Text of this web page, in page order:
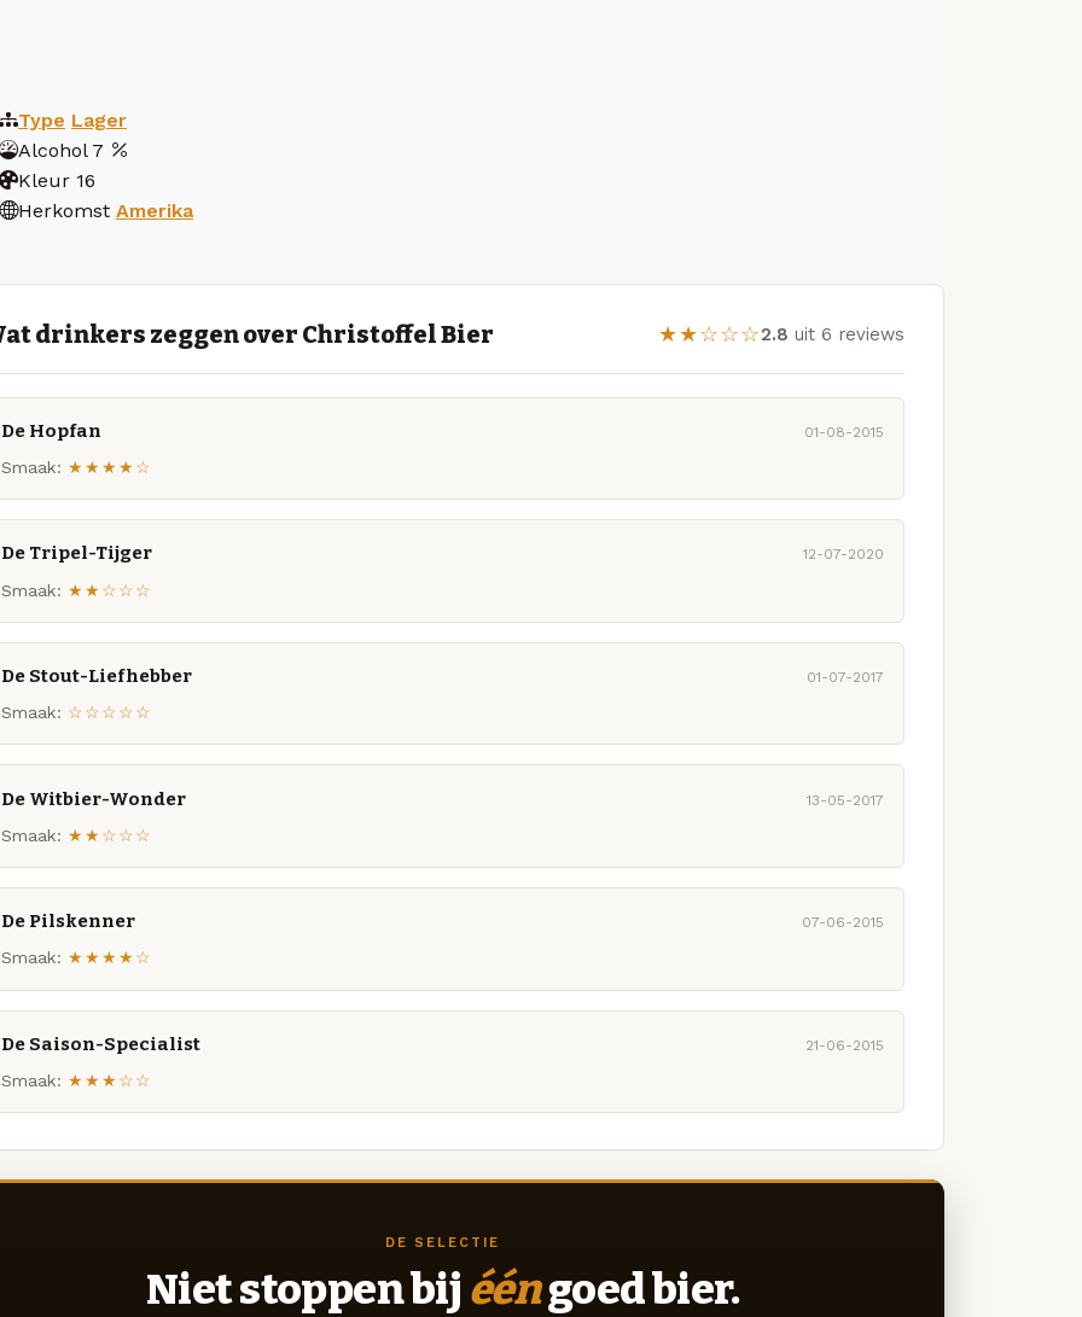
Type Lager
Alcohol 7
Kleur 16
Herkomst Amerika
drinkers zeggen over Christoffel Bier ★★☆☆☆2.8 uit 6 reviews
De Hopfan 01-08-2015
Smaak: ★★★★☆
De Tripel-Tijger 12-07-2020
Smaak: ★★☆☆☆
De Stout-Liefhebber 01-07-2017
Smaak: ☆☆☆☆☆
De Witbier-Wonder 13-05-2017
Smaak: ★★☆☆☆
De Pilskenner 07-06-2015
Smaak: ★★★★☆
De Saison-Specialist 21-06-2015
Smaak: ★★★☆☆
DE SELECTIE
Niet stoppen bij ééngoed bier.